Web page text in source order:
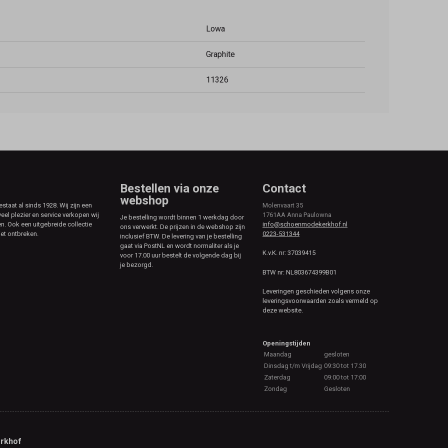
Lowa
Graphite
11326
al sinds 1928. Wij zijn een
plezier en service verkopen wij
Ook een uitgebreide collectie
ontbreken.
Bestellen via onze
webshop
Je bestelling wordt binnen 1 werkdag door
ons verwerkt. De prijzen in de webshop zijn
inclusief BTW. De levering van je bestelling
gaat via PostNL en wordt normaliter als je
voor 17.00 uur bestelt de volgende dag bij
je bezorgd.
Contact
Molenvaart 35
1761AA Anna Paulowna
info@schoenmodekerkhof.nl
0223-531344
K.v.K. nr: 37039415
BTW nr: NL803674399B01
Leveringen geschieden volgens onze
leveringsvoorwaarden zoals vermeld op
deze website.
Openingstijden
Maandag
gesloten
Dinsdag t/m Vrijdag 09:30 tot 17.30
Zaterdag
09:00 tot 17:00
Zondag
Gesloten